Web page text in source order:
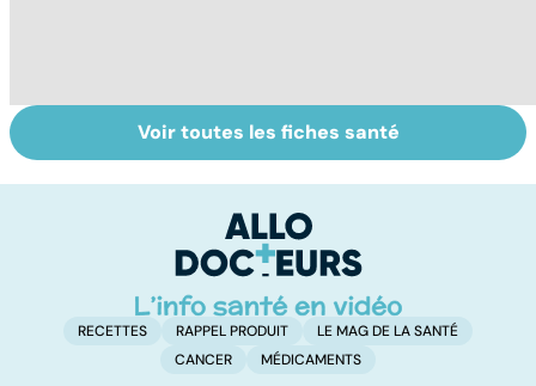
Variole du singe :
symptômes,
Le TDAH, un
trouble de
ou sans
hyperactivité
Voir toutes les fiches santé
RECETTES RAPPEL PRODUIT
LE MAG DE LA SANTÉ
CANCER
MÉDICAMENTS